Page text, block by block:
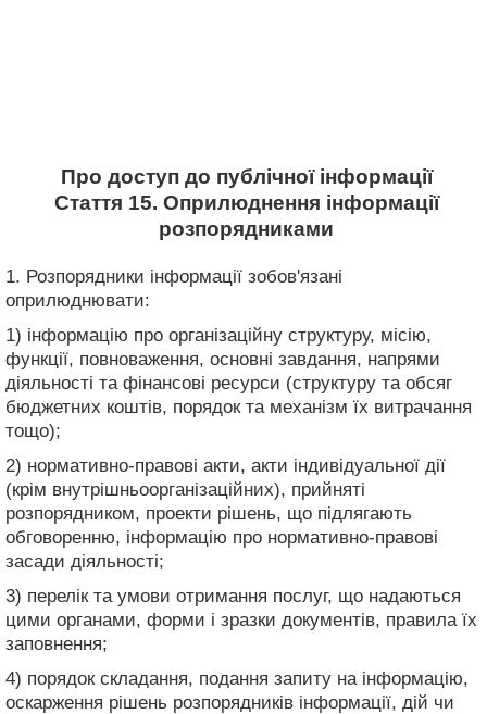
Про доступ до публічної інформації
Стаття 15. Оприлюднення інформації
розпорядниками
1. Розпорядники інформації зобов'язані
оприлюднювати:
1) інформацію про організаційну структуру, місію,
функції, повноваження, основні завдання, напрями
діяльності та фінансові ресурси (структуру та обсяг
бюджетних коштів, порядок та механізм їх витрачання
тощо);
2) нормативно-правові акти, акти індивідуальної дії
(крім внутрішньоорганізаційних), прийняті
розпорядником, проекти рішень, що підлягають
обговоренню, інформацію про нормативно-правові
засади діяльності;
3) перелік та умови отримання послуг, що надаються
цими органами, форми і зразки документів, правила їх
заповнення;
4) порядок складання, подання запиту на інформацію,
оскарження рішень розпорядників інформації, дій чи